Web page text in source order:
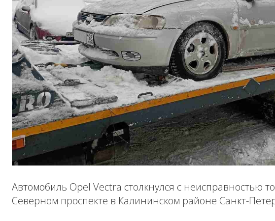
Автомобиль Opel Vectra столкнулся с неисправностью
Северном проспекте в Калининском районе Санкт-